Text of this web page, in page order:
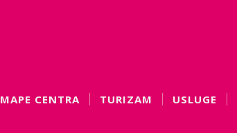
MAPE CENTRA TURIZAM USLUGE